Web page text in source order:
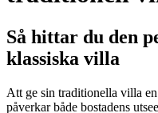
Så hittar du den
klassiska villa
Att ge sin traditionella villa
påverkar både bostadens